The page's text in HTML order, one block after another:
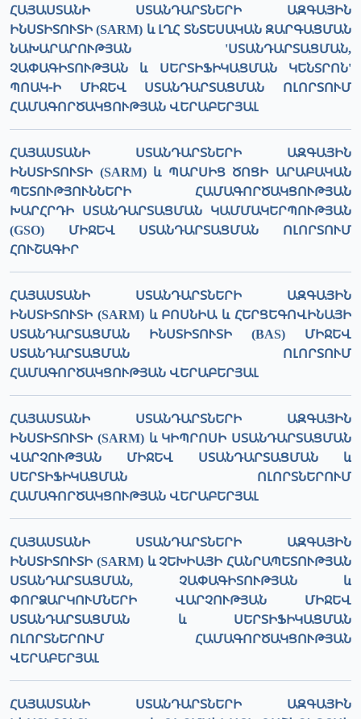
ՀԱՅԱՍՏԱՆԻ ՍՏԱՆԴԱՐՏՆԵՐԻ ԱԶԳԱՅԻՆ
ԻՆՍՏԻՏՈՒՏԻ (SARM) և ԼՂՀ ՏՆՏԵՍԱԿԱՆ ԶԱՐԳԱՑՄԱՆ
ՆԱԽԱՐԱՐՈՒԹՅԱՆ 'ՍՏԱՆԴԱՐՏԱՑՄԱՆ,
ՉԱՓԱԳԻՏՈՒԹՅԱՆ և ՍԵՐՏԻՖԻԿԱՑՄԱՆ ԿԵՆՏՐՈՆ'
ՊՈԱԿ-Ի ՄԻՋԵՎ ՍՏԱՆԴԱՐՏԱՑՄԱՆ ՈԼՈՐՏՈՒՄ
ՀԱՄԱԳՈՐԾԱԿՑՈՒԹՅԱՆ ՎԵՐԱԲԵՐՅԱԼ
ՀԱՅԱՍՏԱՆԻ ՍՏԱՆԴԱՐՏՆԵՐԻ ԱԶԳԱՅԻՆ
ԻՆՍՏԻՏՈՒՏԻ (SARM) և ՊԱՐՍԻՑ ԾՈՑԻ ԱՐԱԲԱԿԱՆ
ՊԵՏՈՒԹՅՈՒՆՆԵՐԻ ՀԱՄԱԳՈՐԾԱԿՑՈՒԹՅԱՆ
ԽԱՐՀՐԴԻ ՍՏԱՆԴԱՐՏԱՑՄԱՆ ԿԱՄՄԱԿԵՐՊՈՒԹՅԱՆ
(GSO) ՄԻՋԵՎ ՍՏԱՆԴԱՐՏԱՑՄԱՆ ՈԼՈՐՏՈՒՄ
ՀՈՒՇԱԳԻՐ
ՀԱՅԱՍՏԱՆԻ ՍՏԱՆԴԱՐՏՆԵՐԻ ԱԶԳԱՅԻՆ
ԻՆՍՏԻՏՈՒՏԻ (SARM) և ԲՈՍՆԻԱ և ՀԵՐՑԵԳՈՎԻՆԱՅԻ
ՍՏԱՆԴԱՐՏԱՑՄԱՆ ԻՆՍՏԻՏՈՒՏԻ (BAS) ՄԻՋԵՎ
ՍՏԱՆԴԱՐՏԱՑՄԱՆ ՈԼՈՐՏՈՒՄ
ՀԱՄԱԳՈՐԾԱԿՑՈՒԹՅԱՆ ՎԵՐԱԲԵՐՅԱԼ
ՀԱՅԱՍՏԱՆԻ ՍՏԱՆԴԱՐՏՆԵՐԻ ԱԶԳԱՅԻՆ
ԻՆՍՏԻՏՈՒՏԻ (SARM) և ԿԻՊՐՈՍԻ ՍՏԱՆԴԱՐՏԱՑՄԱՆ
ՎԱՐՉՈՒԹՅԱՆ ՄԻՋԵՎ ՍՏԱՆԴԱՐՏԱՑՄԱՆ և
ՍԵՐՏԻՖԻԿԱՑՄԱՆ ՈԼՈՐՏՆԵՐՈՒՄ
ՀԱՄԱԳՈՐԾԱԿՑՈՒԹՅԱՆ ՎԵՐԱԲԵՐՅԱԼ
ՀԱՅԱՍՏԱՆԻ ՍՏԱՆԴԱՐՏՆԵՐԻ ԱԶԳԱՅԻՆ
ԻՆՍՏԻՏՈՒՏԻ (SARM) և ՉԵԽԻԱՅԻ ՀԱՆՐԱՊԵՏՈՒԹՅԱՆ
ՍՏԱՆԴԱՐՏԱՑՄԱՆ, ՉԱՓԱԳԻՏՈՒԹՅԱՆ և
ՓՈՐՁԱՐԿՈՒՄՆԵՐԻ ՎԱՐՉՈՒԹՅԱՆ ՄԻՋԵՎ
ՍՏԱՆԴԱՐՏԱՑՄԱՆ և ՍԵՐՏԻՖԻԿԱՑՄԱՆ
ՈԼՈՐՏՆԵՐՈՒՄ ՀԱՄԱԳՈՐԾԱԿՑՈՒԹՅԱՆ
ՎԵՐԱԲԵՐՅԱԼ
ՀԱՅԱՍՏԱՆԻ ՍՏԱՆԴԱՐՏՆԵՐԻ ԱԶԳԱՅԻՆ